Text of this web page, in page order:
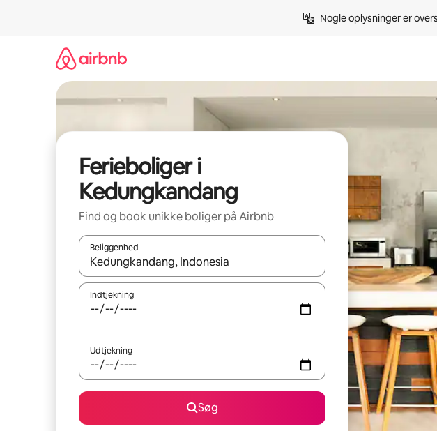
Nogle oplysninger er
Ferieboliger i
Kedungkandang
Find og book unikke boliger på Airbnb
Beliggenhed
Når resultaterne er tilgængelige, skal du navigere med piletasterne op og
Indtjekning
Udtjekning
Søg